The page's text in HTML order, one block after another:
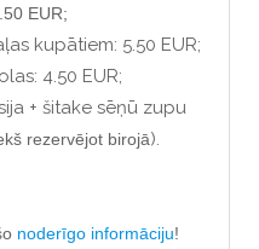
EUR;
kupātiem: 5.50 EUR;
4.50 EUR;
+ šitake sēņū zupu
rezervējot birojā).
noderīgo informāciju!